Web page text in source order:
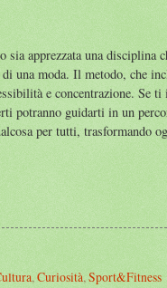
apprezzata una disciplina
una moda. Il metodo, che
e concentrazione. Se
potranno guidarti in un
per tutti, trasformando
, Curiosità, Sport&Fitness